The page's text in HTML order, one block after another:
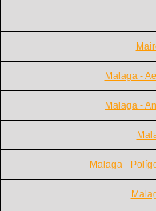
Malaga -
Malaga -
Malaga -